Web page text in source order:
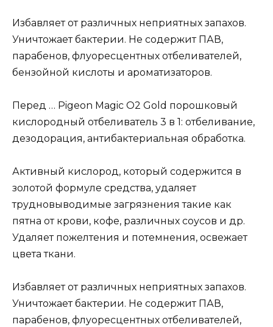
Избавляет от различных неприятных запахов.
Уничтожает бактерии. Не содержит ПАВ,
парабенов, флуоресцентных отбеливателей,
бензойной кислоты и ароматизаторов.
Перед … Pigeon Magic O2 Gold порошковый
кислородный отбеливатель 3 в 1: отбеливание,
дезодорация, антибактериальная обработка.
Активный кислород, который содержится в
золотой формуле средства, удаляет
трудновыводимые загрязнения такие как
пятна от крови, кофе, различных соусов и др.
Удаляет пожелтения и потемнения, освежает
цвета ткани.
Избавляет от различных неприятных запахов.
Уничтожает бактерии. Не содержит ПАВ,
парабенов, флуоресцентных отбеливателей,